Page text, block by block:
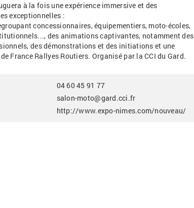
à la fois une expérience immersive et des
exceptionnelles :
concessionnaires, équipementiers, moto-écoles,
des animations captivantes, notamment des
des démonstrations et des initiations et une
France Rallyes Routiers. Organisé par la CCI du Gard.
04 60 45 91 77
salon-moto@gard.cci.fr
http://www.expo-nimes.com/nouveau/